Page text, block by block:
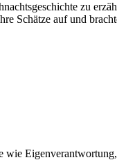
zu
Schätze auf und